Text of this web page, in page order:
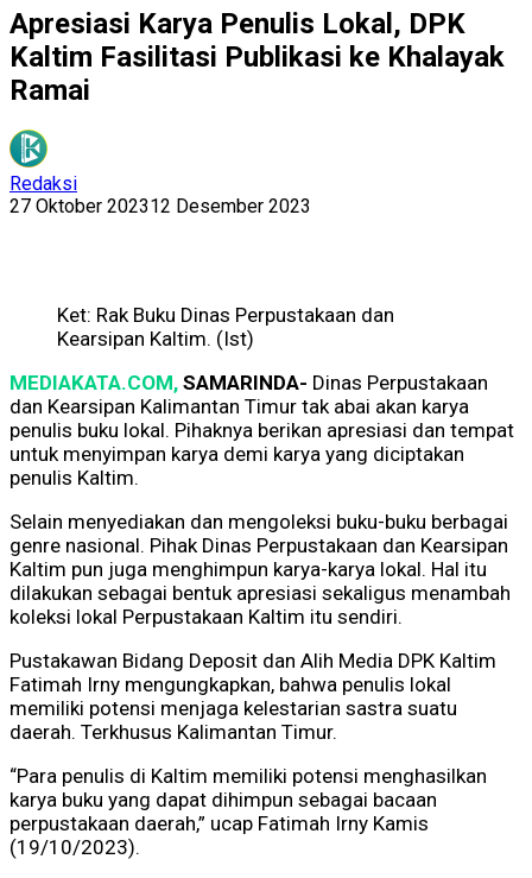
Apresiasi Karya Penulis Lokal, DPK
Kaltim Fasilitasi Publikasi ke Khalayak
Ramai
Redaksi
27 Oktober 202312 Desember 2023
Ket: Rak Buku Dinas Perpustakaan dan
Kearsipan Kaltim. (Ist)
MEDIAKATA.COM, SAMARINDA- Dinas Perpustakaan
dan Kearsipan Kalimantan Timur tak abai akan karya
penulis buku lokal. Pihaknya berikan apresiasi dan tempat
untuk menyimpan karya demi karya yang diciptakan
penulis Kaltim.
Selain menyediakan dan mengoleksi buku-buku berbagai
genre nasional. Pihak Dinas Perpustakaan dan Kearsipan
Kaltim pun juga menghimpun karya-karya lokal. Hal itu
dilakukan sebagai bentuk apresiasi sekaligus menambah
koleksi lokal Perpustakaan Kaltim itu sendiri.
Pustakawan Bidang Deposit dan Alih Media DPK Kaltim
Fatimah Irny mengungkapkan, bahwa penulis lokal
memiliki potensi menjaga kelestarian sastra suatu
daerah. Terkhusus Kalimantan Timur.
“Para penulis di Kaltim memiliki potensi menghasilkan
karya buku yang dapat dihimpun sebagai bacaan
perpustakaan daerah,” ucap Fatimah Irny Kamis
(19/10/2023).